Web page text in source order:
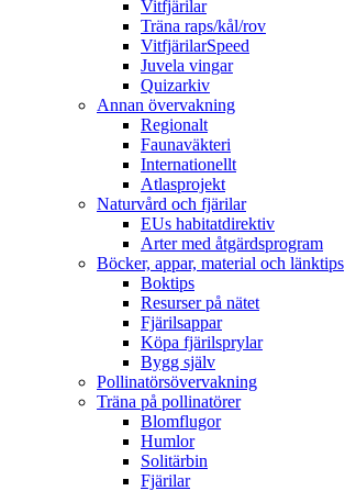
Vitfjärilar
Träna raps/kål/rov
VitfjärilarSpeed
Juvela vingar
Quizarkiv
Annan övervakning
Regionalt
Faunaväkteri
Internationellt
Atlasprojekt
Naturvård och fjärilar
EUs habitatdirektiv
Arter med åtgärdsprogram
Böcker, appar, material och länktips
Boktips
Resurser på nätet
Fjärilsappar
Köpa fjärilsprylar
Bygg själv
Pollinatörsövervakning
Träna på pollinatörer
Blomflugor
Humlor
Solitärbin
Fjärilar